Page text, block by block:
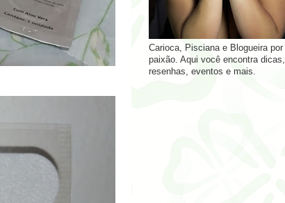
Carioca, Pisciana e Blogueira por
paixão. Aqui você encontra dicas,
resenhas, eventos e mais.